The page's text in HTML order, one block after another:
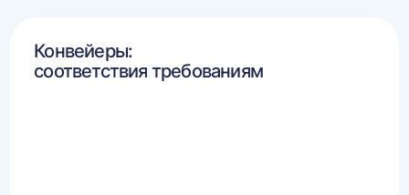
Конвейеры:
соответствия требованиям